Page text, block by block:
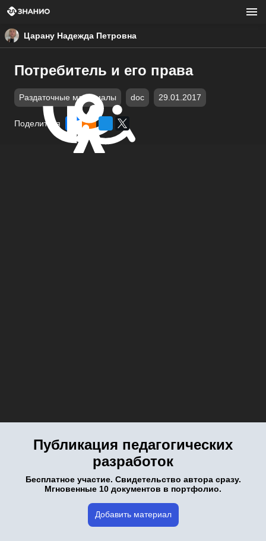
Царану Надежда Петровна
Потребитель и его права
Раздаточные материалы doc 29.01.2017
Поделиться
Публикация педагогических
разработок
Бесплатное участие. Свидетельство автора сразу.
Мгновенные 10 документов в портфолио.
Добавить материал